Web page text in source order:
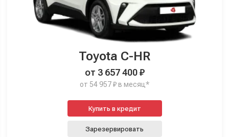
Toyota C-HR
от 3 657 400 ₽
от 54 957 ₽ в месяц*
Купить в кредит
Зарезервировать